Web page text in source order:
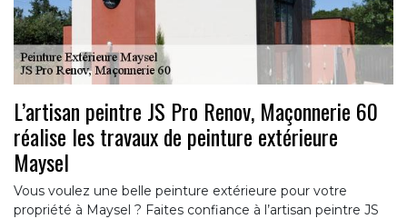
L’artisan peintre JS Pro Renov, Maçonnerie 60
réalise les travaux de peinture extérieure
Maysel
Vous voulez une belle peinture extérieure pour votre
propriété à Maysel ? Faites confiance à l’artisan peintre JS